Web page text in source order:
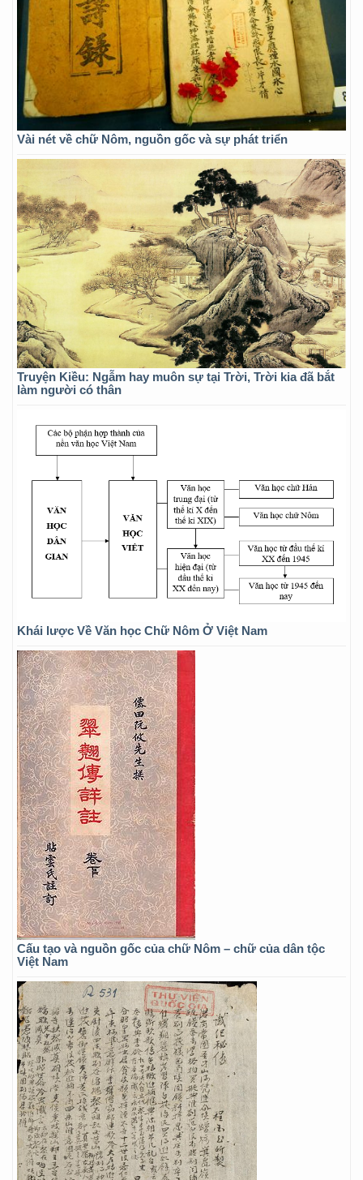
Vài nét về chữ Nôm, nguồn gốc và sự phát triển
Truyện Kiều: Ngẫm hay muôn sự tại Trời, Trời kia đã bắt
làm người có thân
Khái lược Về Văn học Chữ Nôm Ở Việt Nam
Cấu tạo và nguồn gốc của chữ Nôm – chữ của dân tộc
Việt Nam